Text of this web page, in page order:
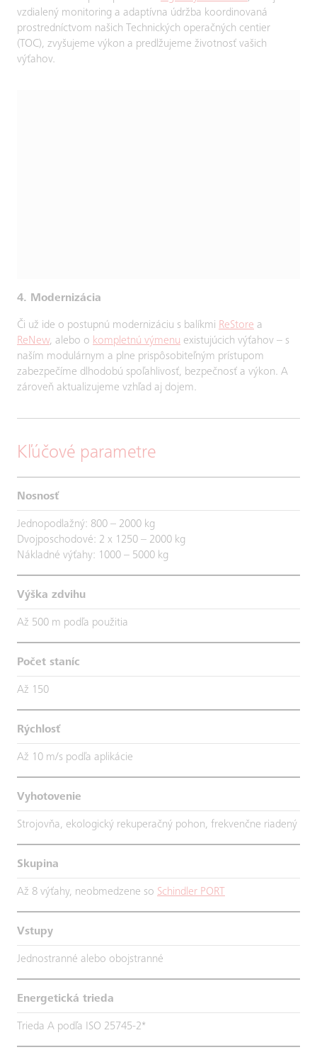
vzdialený monitoring a adaptívna údržba koordinovaná
prostredníctvom našich Technických operačných centier
(TOC), zvyšujeme výkon a predlžujeme životnosť vašich
výťahov.
4. Modernizácia
Či už ide o postupnú modernizáciu s balíkmi ReStore a
ReNew, alebo o kompletnú výmenu existujúcich výťahov – s
naším modulárnym a plne prispôsobiteľným prístupom
zabezpečíme dlhodobú spoľahlivosť, bezpečnosť a výkon. A
zároveň aktualizujeme vzhľad aj dojem.
Kľúčové parametre
Nosnosť
Jednopodlažný: 800 – 2000 kg
Dvojposchodové: 2 x 1250 – 2000 kg
Nákladné výťahy: 1000 – 5000 kg
Výška zdvihu
Až 500 m podľa použitia
Počet staníc
Až 150
Rýchlosť
Až 10 m/s podľa aplikácie
Vyhotovenie
Strojovňa, ekologický rekuperačný pohon, frekvenčne riadený
Skupina
Až 8 výťahy, neobmedzene so Schindler PORT
Vstupy
Jednostranné alebo obojstranné
Energetická trieda
Trieda A podľa ISO 25745-2*